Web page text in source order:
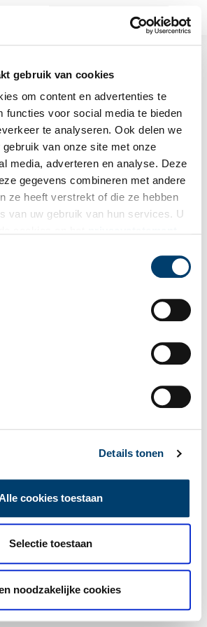
gebruik van cookies
om content en advertenties te
functies voor social media te bieden
te analyseren. Ook delen we
van onze site met onze
media, adverteren en analyse. Deze
gegevens combineren met andere
ze heeft verstrekt of die ze hebben
van uw gebruik van hun services. U
Details tonen
cookies toestaan
Selectie toestaan
noodzakelijke cookies